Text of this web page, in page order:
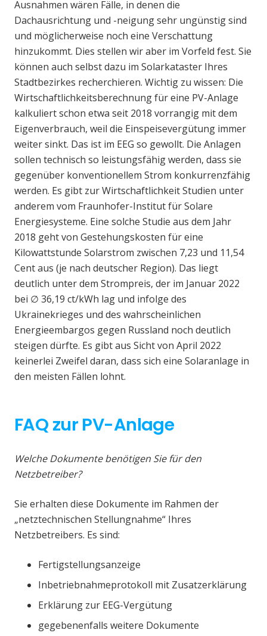
Ausnahmen wären Fälle, in denen die
Dachausrichtung und -neigung sehr ungünstig sind
und möglicherweise noch eine Verschattung
hinzukommt. Dies stellen wir aber im Vorfeld fest. Sie
können auch selbst dazu im Solarkataster Ihres
Stadtbezirkes recherchieren. Wichtig zu wissen: Die
Wirtschaftlichkeitsberechnung für eine PV-Anlage
kalkuliert schon etwa seit 2018 vorrangig mit dem
Eigenverbrauch, weil die Einspeisevergütung immer
weiter sinkt. Das ist im EEG so gewollt. Die Anlagen
sollen technisch so leistungsfähig werden, dass sie
gegenüber konventionellem Strom konkurrenzfähig
werden. Es gibt zur Wirtschaftlichkeit Studien unter
anderem vom Fraunhofer-Institut für Solare
Energiesysteme. Eine solche Studie aus dem Jahr
2018 geht von Gestehungskosten für eine
Kilowattstunde Solarstrom zwischen 7,23 und 11,54
Cent aus (je nach deutscher Region). Das liegt
deutlich unter dem Strompreis, der im Januar 2022
bei ∅ 36,19 ct/kWh lag und infolge des
Ukrainekrieges und des wahrscheinlichen
Energieembargos gegen Russland noch deutlich
steigen dürfte. Es gibt aus Sicht von April 2022
keinerlei Zweifel daran, dass sich eine Solaranlage in
den meisten Fällen lohnt.
FAQ zur PV-Anlage
Welche Dokumente benötigen Sie für den
Netzbetreiber?
Sie erhalten diese Dokumente im Rahmen der
„netztechnischen Stellungnahme“ Ihres
Netzbetreibers. Es sind:
Fertigstellungsanzeige
Inbetriebnahmeprotokoll mit Zusatzerklärung
Erklärung zur EEG-Vergütung
gegebenenfalls weitere Dokumente